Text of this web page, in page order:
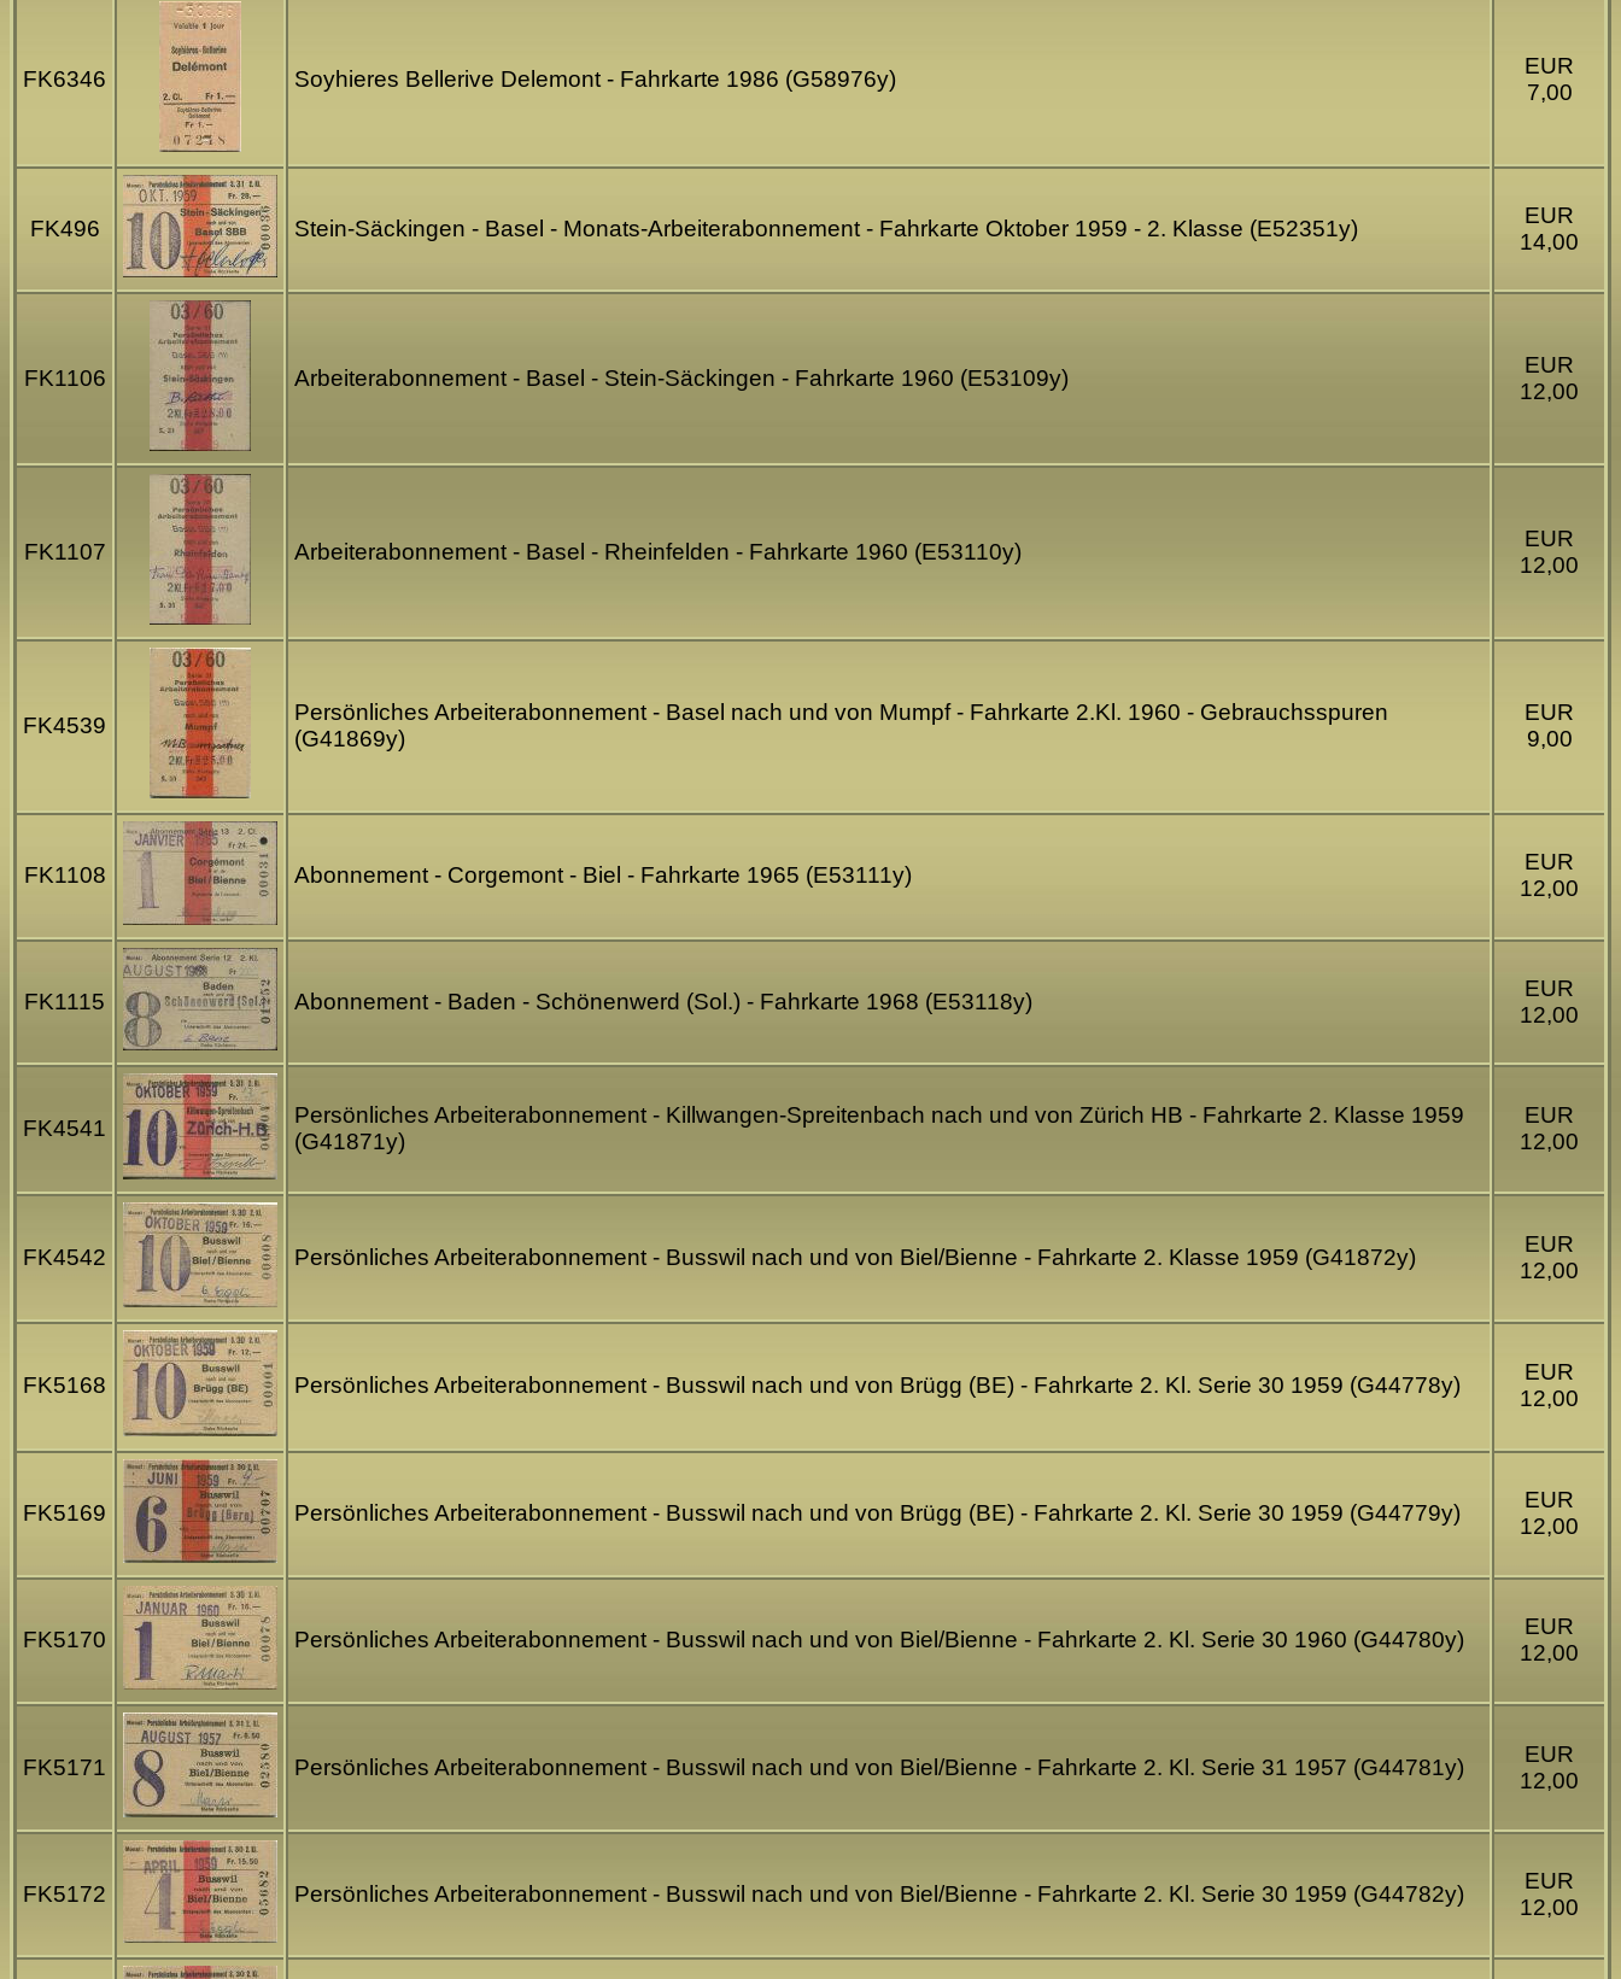
FK6346 Soyhieres Bellerive Delemont - Fahrkarte 1986 (G58976y)
EUR
7,00
FK496 Stein-Säckingen - Basel - Monats-Arbeiterabonnement - Fahrkarte Oktober 1959 - 2. Klasse (E52351y)
EUR
14,00
FK1106 Arbeiterabonnement - Basel - Stein-Säckingen - Fahrkarte 1960 (E53109y)
EUR
12,00
FK1107 Arbeiterabonnement - Basel - Rheinfelden - Fahrkarte 1960 (E53110y)
EUR
12,00
FK4539
Persönliches Arbeiterabonnement - Basel nach und von Mumpf - Fahrkarte 2.Kl. 1960 - Gebrauchsspuren
(G41869y)
EUR
9,00
FK1108 Abonnement - Corgemont - Biel - Fahrkarte 1965 (E53111y)
EUR
12,00
FK1115 Abonnement - Baden - Schönenwerd (Sol.) - Fahrkarte 1968 (E53118y)
EUR
12,00
FK4541
Persönliches Arbeiterabonnement - Killwangen-Spreitenbach nach und von Zürich HB - Fahrkarte 2. Klasse 1959
(G41871y)
EUR
12,00
FK4542 Persönliches Arbeiterabonnement - Busswil nach und von Biel/Bienne - Fahrkarte 2. Klasse 1959 (G41872y)
EUR
12,00
FK5168 Persönliches Arbeiterabonnement - Busswil nach und von Brügg (BE) - Fahrkarte 2. Kl. Serie 30 1959 (G44778y)
EUR
12,00
FK5169 Persönliches Arbeiterabonnement - Busswil nach und von Brügg (BE) - Fahrkarte 2. Kl. Serie 30 1959 (G44779y)
EUR
12,00
FK5170 Persönliches Arbeiterabonnement - Busswil nach und von Biel/Bienne - Fahrkarte 2. Kl. Serie 30 1960 (G44780y)
EUR
12,00
FK5171 Persönliches Arbeiterabonnement - Busswil nach und von Biel/Bienne - Fahrkarte 2. Kl. Serie 31 1957 (G44781y)
EUR
12,00
FK5172 Persönliches Arbeiterabonnement - Busswil nach und von Biel/Bienne - Fahrkarte 2. Kl. Serie 30 1959 (G44782y)
EUR
12,00